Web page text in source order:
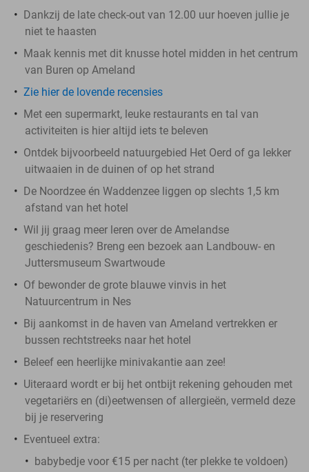
Dankzij de late check-out van 12.00 uur hoeven jullie je
niet te haasten
Maak kennis met dit knusse hotel midden in het centrum
van Buren op Ameland
Zie hier de lovende recensies
Met een supermarkt, leuke restaurants en tal van
activiteiten is hier altijd iets te beleven
Ontdek bijvoorbeeld natuurgebied Het Oerd of ga lekker
uitwaaien in de duinen of op het strand
De Noordzee én Waddenzee liggen op slechts 1,5 km
afstand van het hotel
Wil jij graag meer leren over de Amelandse
geschiedenis? Breng een bezoek aan Landbouw- en
Juttersmuseum Swartwoude
Of bewonder de grote blauwe vinvis in het
Natuurcentrum in Nes
Bij aankomst in de haven van Ameland vertrekken er
bussen rechtstreeks naar het hotel
Beleef een heerlijke minivakantie aan zee!
Uiteraard wordt er bij het ontbijt rekening gehouden met
vegetariërs en (di)eetwensen of allergieën, vermeld deze
bij je reservering
Eventueel extra:
babybedje voor €15 per nacht (ter plekke te voldoen)